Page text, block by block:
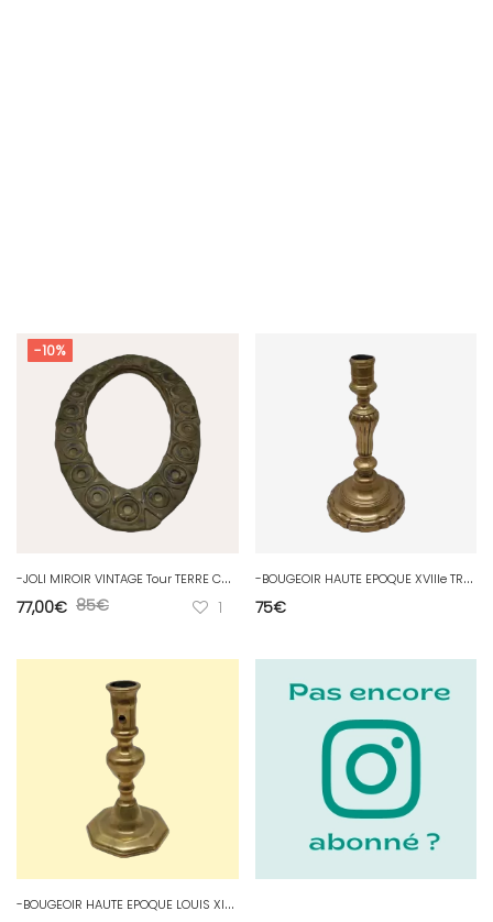
-10%
-
JOLI MIROIR VINTAGE Tour TERRE CUITE signé NAD COLLECTION DECO GLACE MURALE D
85€
77,00€ 1
-
BOUGEOIR HAUTE EPOQUE XVIIIe TRANSITION LOUIS XV LOUIS XVI BRONZE désargenté D
75€
-
BOUGEOIR HAUTE EPOQUE LOUIS XIV en BRONZE XVIIIe déco COLLECTION BOUGIE D